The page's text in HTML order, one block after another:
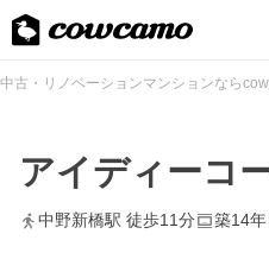
中古・リノベーションマンションなら
アイディーコ
中野新橋駅 徒歩11分 築14年